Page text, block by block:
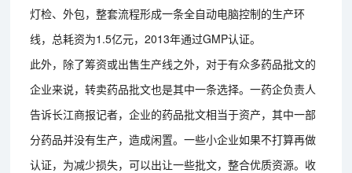
灯检、外包，整套流程形成一条全自动电脑控制的生产环
线，总耗资为1.5亿元，2013年通过GMP认证。
此外，除了筹资或出售生产线之外，对于有众多药品批文的
企业来说，转卖药品批文也是其中一条选择。一药企负责人
告诉长江商报记者，企业的药品批文相当于资产，其中一部
分药品并没有生产，造成闲置。一些小企业如果不打算再做
认证，为减少损失，可以出让一些批文，整合优质资源。收